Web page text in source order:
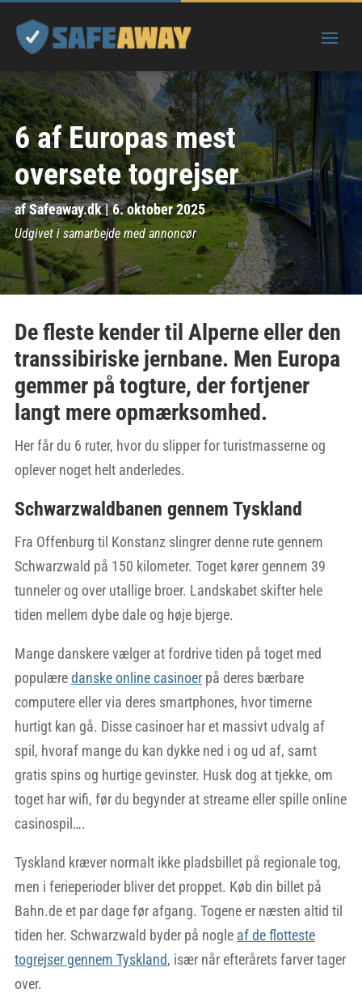
6 af Europas mest
oversete togrejser
afSafeaway.dk|6. oktober 2025
Udgivet i samarbejde med annoncør
De fleste kender til Alperne eller den
transsibiriske jernbane. Men Europa
gemmer på togture, der fortjener
langt mere opmærksomhed.
Her får du 6 ruter, hvor du slipper for turistmasserne og
oplever noget helt anderledes.
Schwarzwaldbanen gennem Tyskland
Fra Offenburg til Konstanz slingrer denne rute gennem
Schwarzwald på 150 kilometer. Toget kører gennem 39
tunneler og over utallige broer. Landskabet skifter hele
tiden mellem dybe dale og høje bjerge.
Mange danskere vælger at fordrive tiden på toget med
populæredanske online casinoerpå deres bærbare
computere eller via deres smartphones, hvor timerne
hurtigt kan gå. Disse casinoer har et massivt udvalg af
spil, hvoraf mange du kan dykke ned i og ud af, samt
gratis spins og hurtige gevinster. Husk dog at tjekke, om
toget har wifi, før du begynder at streame eller spille online
casinospil….
Tyskland kræver normalt ikke pladsbillet på regionale tog,
men i ferieperioder bliver det proppet. Køb din billet på
Bahn.de et par dage før afgang. Togene er næsten altid til
tiden her. Schwarzwald byder på nogle af de flotteste
togrejser gennem Tyskland, især når efterårets farver tager
over.